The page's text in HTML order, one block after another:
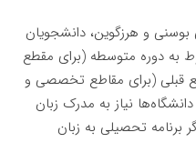
و هرزگوین، دانشجویان
به دوره متوسطه (برای مقطع
قبلی (برای مقاطع تخصصی و
نیاز به مدرک زبان
برنامه تحصیلی به زبان